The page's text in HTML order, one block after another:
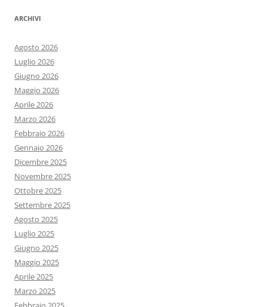
ARCHIVI
Agosto 2026
Luglio 2026
Giugno 2026
Maggio 2026
Aprile 2026
Marzo 2026
Febbraio 2026
Gennaio 2026
Dicembre 2025
Novembre 2025
Ottobre 2025
Settembre 2025
Agosto 2025
Luglio 2025
Giugno 2025
Maggio 2025
Aprile 2025
Marzo 2025